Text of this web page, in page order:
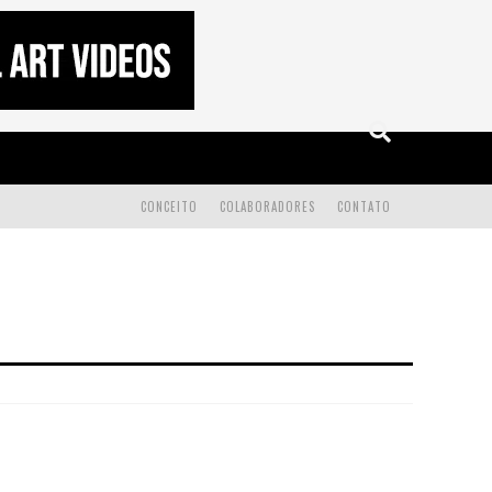
CONTATO
COLABORADORES
CONCEITO